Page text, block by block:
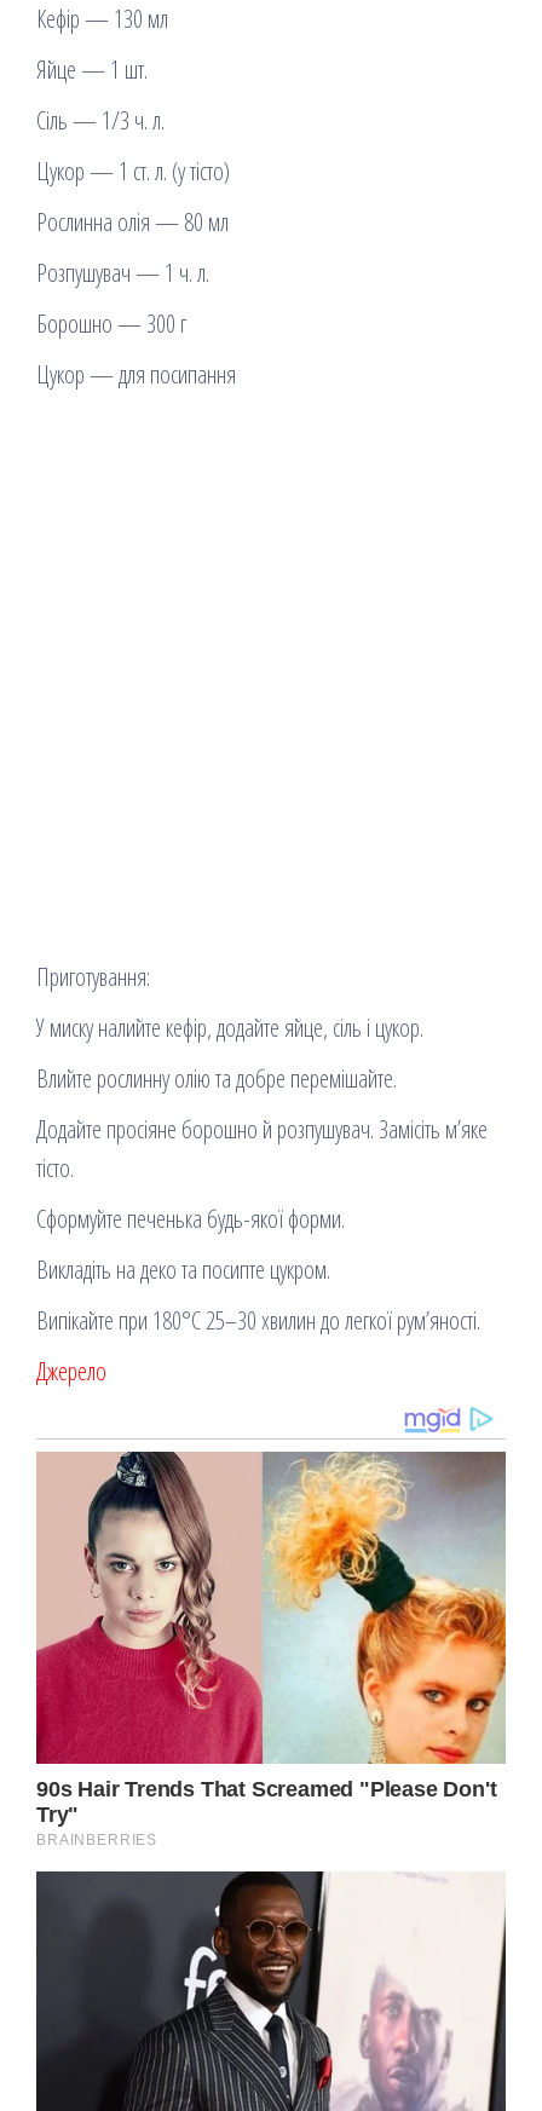
Кефір — 130 мл
Яйце — 1 шт.
Сіль — 1/3 ч. л.
Цукор — 1 ст. л. (у тісто)
Рослинна олія — 80 мл
Розпушувач — 1 ч. л.
Борошно — 300 г
Цукор — для посипання
Приготування:
У миску налийте кефір, додайте яйце, сіль і цукор.
Влийте рослинну олію та добре перемішайте.
Додайте просіяне борошно й розпушувач. Замісіть м’яке
тісто.
Сформуйте печенька будь-якої форми.
Викладіть на деко та посипте цукром.
Випікайте при 180°C 25–30 хвилин до легкої рум’яності.
Джерело